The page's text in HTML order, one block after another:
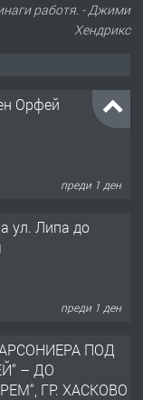
работя. - Джими
Хендрикс
Орфей
преди 1 ден
ул. Липа до
преди 1 ден
ПОД
– ДО
ГР. ХАСКОВО